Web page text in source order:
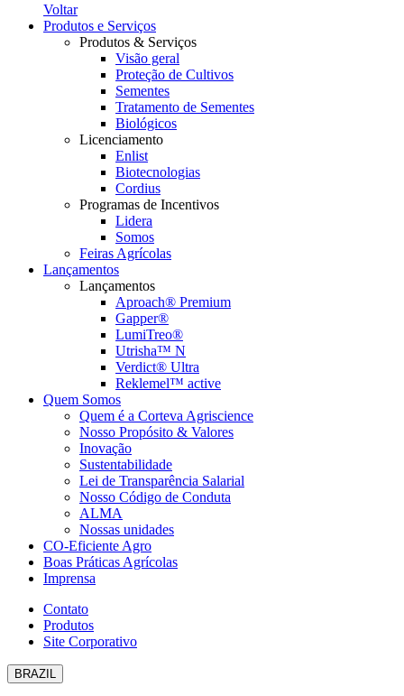
Voltar
Produtos e Serviços
Produtos & Serviços
Visão geral
Proteção de Cultivos
Sementes
Tratamento de Sementes
Biológicos
Licenciamento
Enlist
Biotecnologias
Cordius
Programas de Incentivos
Lidera
Somos
Feiras Agrícolas
Lançamentos
Lançamentos
Aproach® Premium
Gapper®
LumiTreo®
Utrisha™ N
Verdict® Ultra
Reklemel™ active
Quem Somos
Quem é a Corteva Agriscience
Nosso Propósito & Valores
Inovação
Sustentabilidade
Lei de Transparência Salarial
Nosso Código de Conduta
ALMA
Nossas unidades
CO-Eficiente Agro
Boas Práticas Agrícolas
Imprensa
Contato
Produtos
Site Corporativo
BRAZIL